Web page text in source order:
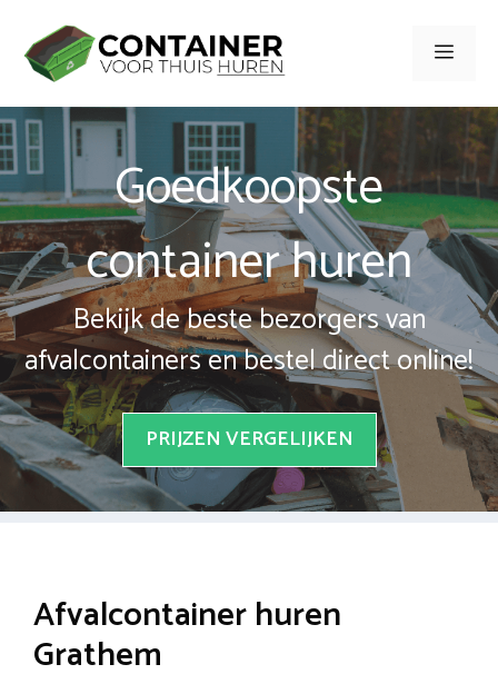
naar
inhoud
Menu
Goedkoopste
container huren
Bekijk de beste bezorgers van
afvalcontainers en bestel direct online!
PRIJZEN VERGELIJKEN
Afvalcontainer huren
Grathem